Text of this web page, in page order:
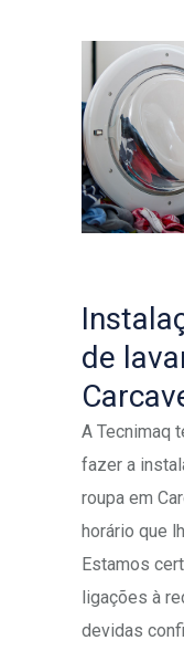
de
A Tecnimaq
fazer a
roupa em
horário que
Estamos
ligações à
devidas